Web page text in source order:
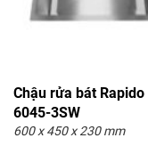
Chậu rửa bát Rapido
6045-3SW
600 x 450 x 230 mm